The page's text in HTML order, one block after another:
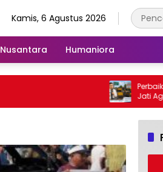
Kamis, 6 Agustus 2026
Nusantara Humaniora
Perbaikan
Jati
Lancar